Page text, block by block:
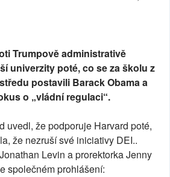
Trumpově administrativě
univerzity poté, co se za školu z
postavili Barack Obama a
o „vládní regulaci“.
uvedl, že podporuje Harvard poté,
že nezruší své iniciativy DEI..
Levin a prorektorka Jenny
společném prohlášení: